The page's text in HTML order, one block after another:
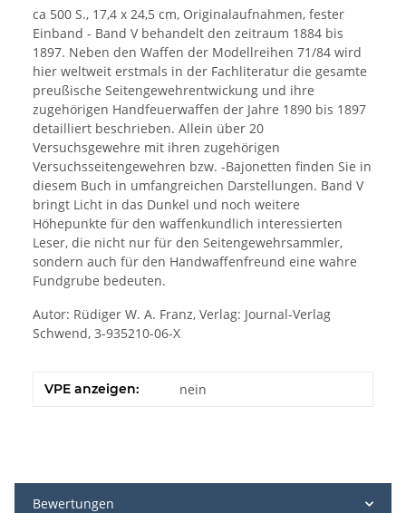
ca 500 S., 17,4 x 24,5 cm, Originalaufnahmen, fester
Einband - Band V behandelt den zeitraum 1884 bis
1897. Neben den Waffen der Modellreihen 71/84 wird
hier weltweit erstmals in der Fachliteratur die gesamte
preußische Seitengewehrentwickung und ihre
zugehörigen Handfeuerwaffen der Jahre 1890 bis 1897
detailliert beschrieben. Allein über 20
Versuchsgewehre mit ihren zugehörigen
Versuchsseitengewehren bzw. -Bajonetten finden Sie in
diesem Buch in umfangreichen Darstellungen. Band V
bringt Licht in das Dunkel und noch weitere
Höhepunkte für den waffenkundlich interessierten
Leser, die nicht nur für den Seitengewehrsammler,
sondern auch für den Handwaffenfreund eine wahre
Fundgrube bedeuten.
Autor: Rüdiger W. A. Franz, Verlag: Journal-Verlag
Schwend, 3-935210-06-X
VPE anzeigen: nein
Bewertungen